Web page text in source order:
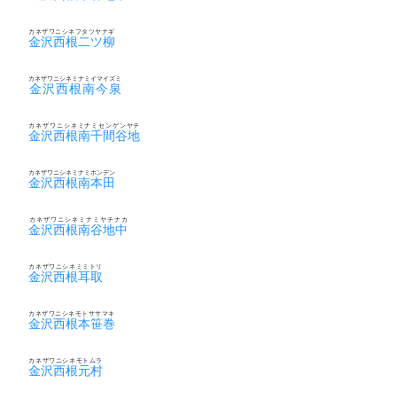
金沢西根二ツ柳
カネザワニシネフタツヤナギ
金沢西根南今泉
カネザワニシネミナミイマイズミ
金沢西根南千間谷地
カネザワニシネミナミセンゲンヤチ
金沢西根南本田
カネザワニシネミナミホンデン
金沢西根南谷地中
カネザワニシネミナミヤチナカ
金沢西根耳取
カネザワニシネミミトリ
金沢西根本笹巻
カネザワニシネモトササマキ
金沢西根元村
カネザワニシネモトムラ